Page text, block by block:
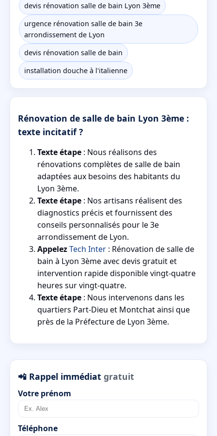
devis rénovation salle de bain Lyon 3ème
urgence rénovation salle de bain 3e
arrondissement de Lyon
devis rénovation salle de bain
installation douche à l'italienne
Rénovation de salle de bain Lyon 3ème :
texte incitatif ?
Texte étape : Nous réalisons des
rénovations complètes de salle de bain
adaptées aux besoins des habitants du
Lyon 3ème.
Texte étape : Nos artisans réalisent des
diagnostics précis et fournissent des
conseils personnalisés pour le 3e
arrondissement de Lyon.
AppelezTech Inter : Rénovation de salle de
bain à Lyon 3ème avec devis gratuit et
intervention rapide disponible vingt-quatre
heures sur vingt-quatre.
Texte étape : Nous intervenons dans les
quartiers Part-Dieu et Montchat ainsi que
près de la Préfecture de Lyon 3ème.
📲 Rappel immédiat gratuit
Votre prénom
Téléphone